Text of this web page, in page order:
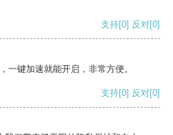
支持[0] 反对[0]
一键加速就能开启，非常方便。
支持[0] 反对[0]